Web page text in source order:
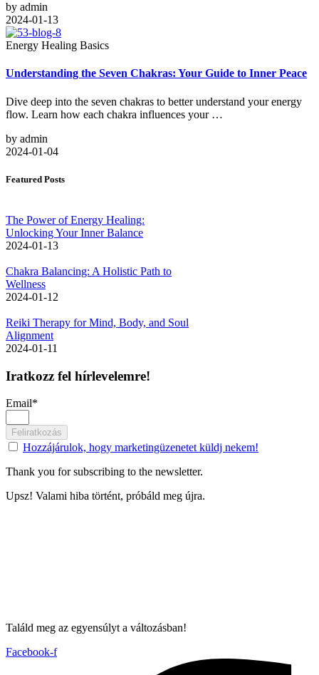
by admin
2024-01-13
Energy Healing Basics
Understanding the Seven Chakras: Your Guide to Inner Peace
Dive deep into the seven chakras to better understand your energy
flow. Learn how each chakra influences your …
by admin
2024-01-04
Featured Posts
The Power of Energy Healing:
Unlocking Your Inner Balance
2024-01-13
Chakra Balancing: A Holistic Path to
Wellness
2024-01-12
Reiki Therapy for Mind, Body, and Soul
Alignment
2024-01-11
Iratkozz fel hírlevelemre!
Email*
Feliratkozás
Hozzájárulok, hogy marketingüzenetet küldj nekem!
Thank you for subscribing to the newsletter.
Upsz! Valami hiba történt, próbáld meg újra.
Találd meg az egyensúlyt a változásban!
Facebook-f